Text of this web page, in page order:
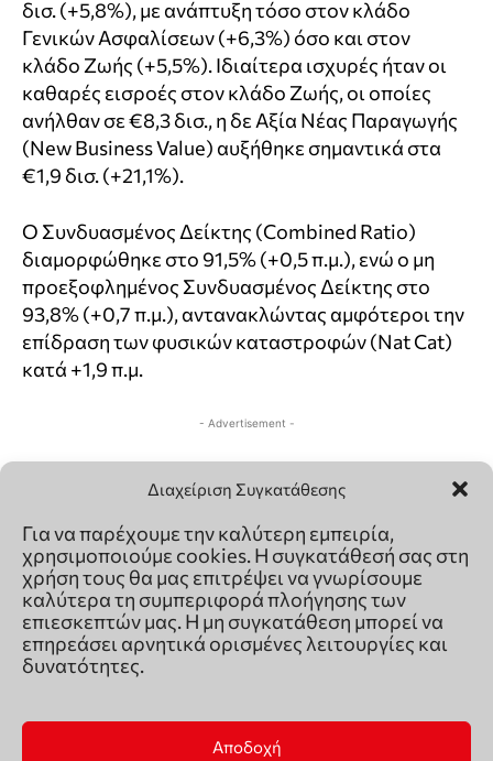
Διαχείριση Συγκατάθεσης
Για να παρέχουμε την καλύτερη εμπειρία,
χρησιμοποιούμε cookies. Η συγκατάθεσή σας στη
χρήση τους θα μας επιτρέψει να γνωρίσουμε
καλύτερα τη συμπεριφορά πλοήγησης των
επιεσκεπτών μας. Η μη συγκατάθεση μπορεί να
επηρεάσει αρνητικά ορισμένες λειτουργίες και
δυνατότητες.
Αποδοχή